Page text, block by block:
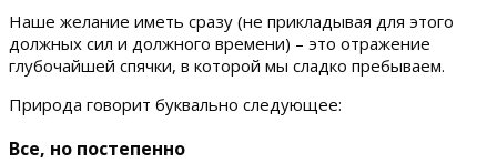
Наше желание иметь сразу (не прикладывая для этого
должных сил и должного времени) – это отражение
глубочайшей спячки, в которой мы сладко пребываем.
Природа говорит буквально следующее:
Все, но постепенно